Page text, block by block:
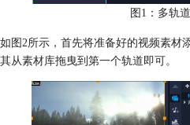
图1：多轨
如图2所示，首先将准备好的视频素材
其从素材库拖曳到第一个轨道即可。